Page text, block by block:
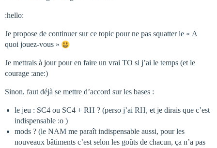
:hello:
Je propose de continuer sur ce topic pour ne pas squatter le « A
quoi jouez-vous »
Je mettrais à jour pour en faire un vrai TO si j’ai le temps (et le
courage :ane:)
Sinon, faut déjà se mettre d’accord sur les bases :
le jeu : SC4 ou SC4 + RH ? (perso j’ai RH, et je dirais que c’est
indispensable :o )
mods ? (le NAM me paraît indispensable aussi, pour les
nouveaux bâtiments c’est selon les goûts de chacun, ça n’a pas